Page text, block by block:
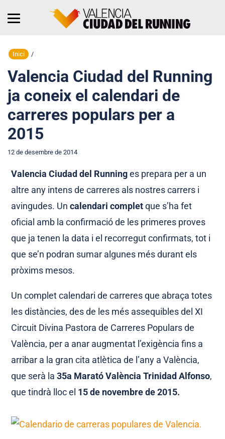
Inici /
Valencia Ciudad del Running
ja coneix el calendari de
carreres populars per a
2015
12 de desembre de 2014
Valencia Ciudad del Runninges prepara per a un
altre any intens de carreres als nostres carrers i
avingudes. Uncalendari completque s’ha fet
oficial amb la confirmació de les primeres proves
que ja tenen la data i el recorregut confirmats, tot i
que se’n podran sumar algunes més durant els
pròxims mesos.
Un complet calendari de carreres que abraça totes
les distàncies, des de les més assequibles del XI
Circuit Divina Pastora de Carreres Populars de
València, per a anar augmentat l’exigència fins a
arribar a la gran cita atlètica de l’any a València,
que serà la35a Marató València Trinidad Alfonso,
que tindrà lloc el 15 de novembre de 2015.